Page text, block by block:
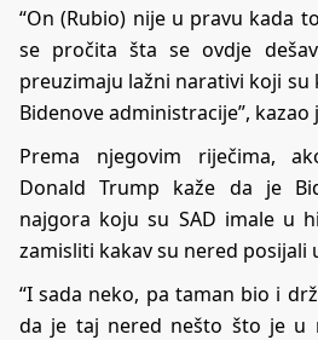
“On (Rubio) nije u pravu kada
se pročita šta se ovdje
preuzimaju lažni narativi koji
Bidenove administracije”, kazao
Prema njegovim riječima,
Donald Trump kaže da je
najgora koju su SAD imale u
zamisliti kakav su nered posijali
“I sada neko, pa taman bio i
da je taj nered nešto što je u